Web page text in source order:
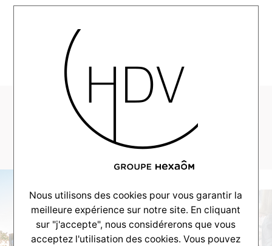
Alliance-Modele-
maison1
Nous utilisons des cookies pour vous garantir la
meilleure expérience sur notre site. En cliquant
sur "j'accepte", nous considérerons que vous
acceptez l'utilisation des cookies. Vous pouvez